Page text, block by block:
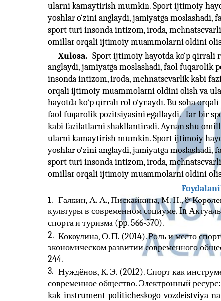
ularni kamaytirish mumkin. Sport ijtimoiy
yoshlar o‘zini anglaydi, jamiyatga
sport turi insonda intizom, iroda,
omillar orqali ijtimoiy muammolarni oldini
Xulosa. Sport ijtimoiy hayotda ko‘p qirrali
anglaydi, jamiyatga moslashadi, faol fuqarolik
insonda intizom, iroda, mehnatsevarlik kabi
orqali ijtimoiy muammolarni oldini olish va
hayotda ko‘p qirrali rol o‘ynaydi. Bu soha
faol fuqarolik pozitsiyasini egallaydi. Har bir
kabi fazilatlarni shakllantiradi. Aynan shu
ularni kamaytirish mumkin. Sport ijtimoiy
yoshlar o‘zini anglaydi, jamiyatga
sport turi insonda intizom, iroda,
omillar orqali ijtimoiy muammolarni oldini
1. Галкин, А. А., Пискайкина, М. Н., &
культуры в современном социуме. In
спорта и туризма (pp. 566-570).
2. Кокоулина, О. П. (2014). Роль и место
экономическом развитии современного
244.
3. Нуждёнов, К. Э. (2012). Спорт как
современное общество. Электронный
kak-instrument-politicheskogo-vozdeistviya-